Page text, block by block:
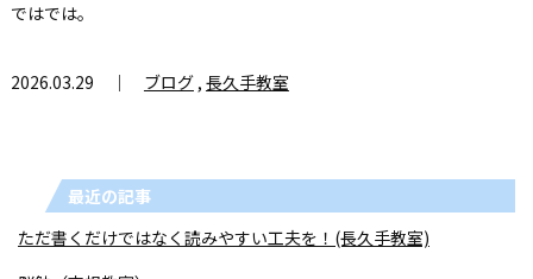
ではでは。
2026.03.29 ｜ ブログ, 長久手教室
最近の記事
ただ書くだけではなく読みやすい工夫を！(長久手教室)